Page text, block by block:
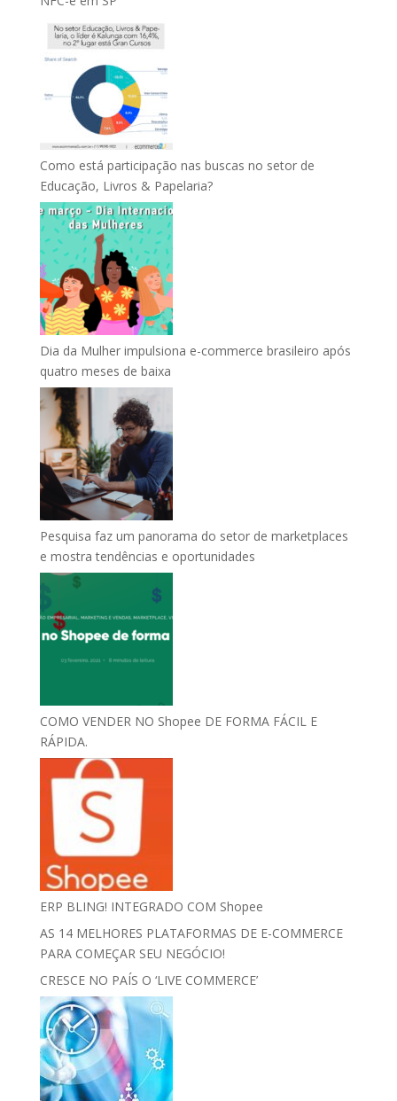
Como está participação nas buscas no setor de
Educação, Livros & Papelaria?
Dia da Mulher impulsiona e-commerce brasileiro após
quatro meses de baixa
Pesquisa faz um panorama do setor de marketplaces
e mostra tendências e oportunidades
COMO VENDER NO Shopee DE FORMA FÁCIL E
RÁPIDA.
ERP BLING! INTEGRADO COM Shopee
AS 14 MELHORES PLATAFORMAS DE E-COMMERCE
PARA COMEÇAR SEU NEGÓCIO!
CRESCE NO PAÍS O ‘LIVE COMMERCE’